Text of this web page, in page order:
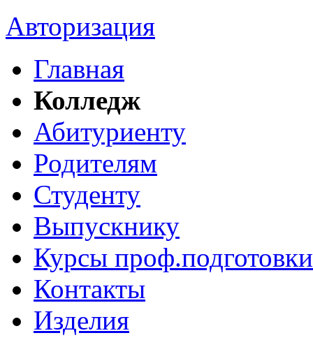
Авторизация
Главная
Колледж
Абитуриенту
Родителям
Студенту
Выпускнику
Курсы проф.подготовки
Контакты
Изделия